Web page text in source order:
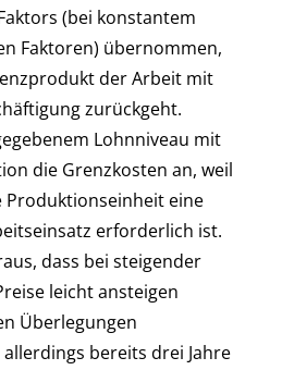
(bei konstantem
Faktoren) übernommen,
der Arbeit mit
zurückgeht.
Lohnniveau mit
die Grenzkosten an, weil
Produktionseinheit eine
erforderlich ist.
dass bei steigender
leicht ansteigen
Überlegungen
bereits drei Jahre